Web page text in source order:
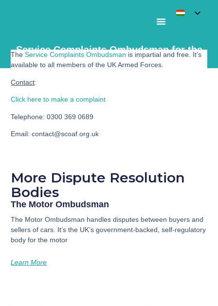
Service Complaints Ombudsman for the
Armed Forces
TheService Complaints Ombudsman is impartial and free. It’s
available to all members of the UK Armed Forces.
Contact:
Click here to make a complaint
Telephone: 0300 369 0689
Email: contact@scoaf.org.uk
More Dispute Resolution
Bodies
The Motor Ombudsman
The Motor Ombudsman handles disputes between buyers and
sellers of cars. It’s the UK’s government-backed, self-regulatory
body for the motor
Learn More